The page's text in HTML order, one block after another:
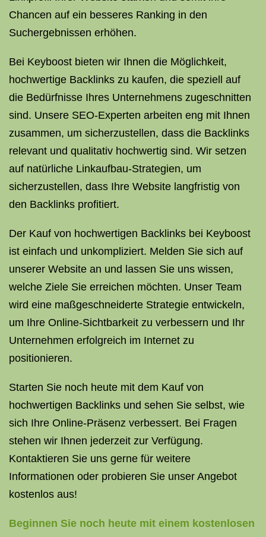
Chancen auf ein besseres Ranking in den
Suchergebnissen erhöhen.
Bei Keyboost bieten wir Ihnen die Möglichkeit,
hochwertige Backlinks zu kaufen, die speziell auf
die Bedürfnisse Ihres Unternehmens zugeschnitten
sind. Unsere SEO-Experten arbeiten eng mit Ihnen
zusammen, um sicherzustellen, dass die Backlinks
relevant und qualitativ hochwertig sind. Wir setzen
auf natürliche Linkaufbau-Strategien, um
sicherzustellen, dass Ihre Website langfristig von
den Backlinks profitiert.
Der Kauf von hochwertigen Backlinks bei Keyboost
ist einfach und unkompliziert. Melden Sie sich auf
unserer Website an und lassen Sie uns wissen,
welche Ziele Sie erreichen möchten. Unser Team
wird eine maßgeschneiderte Strategie entwickeln,
um Ihre Online-Sichtbarkeit zu verbessern und Ihr
Unternehmen erfolgreich im Internet zu
positionieren.
Starten Sie noch heute mit dem Kauf von
hochwertigen Backlinks und sehen Sie selbst, wie
sich Ihre Online-Präsenz verbessert. Bei Fragen
stehen wir Ihnen jederzeit zur Verfügung.
Kontaktieren Sie uns gerne für weitere
Informationen oder probieren Sie unser Angebot
kostenlos aus!
Beginnen Sie noch heute mit einem kostenlosen